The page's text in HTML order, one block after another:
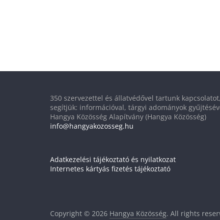
350 szervezettel és állatvédővel tartunk
segítjük: információval, tárgyi adományok
Hangya Közösség Alapítvány (Hangya Közösség)
info@hangyakozosseg.hu
Adatkezelési tájékoztató és nyilatkozat
Internetes kártyás fizetés tájékoztató
Copyright © 2026 Hangya Közösség. All rights